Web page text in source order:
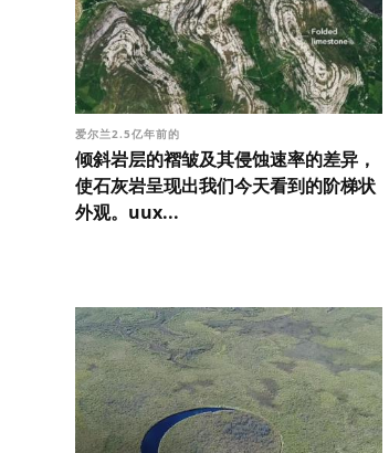
爱尔兰2.5亿年前的
倾斜岩层的褶皱及其侵蚀速率的差异，
使石灰岩呈现出我们今天看到的阶梯状
外观。uux...